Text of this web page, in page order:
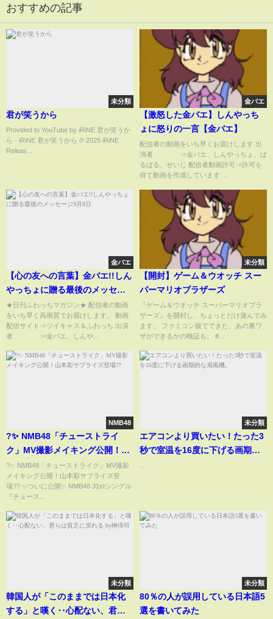
おすすめの記事
未分類
君が笑うから
Provided to YouTube by iRiNE 君が笑うか
ら · iRiNE 君が笑うから ℗ 2025 iRiNE
Releas...
金バエ
【激怒した金バエ】しんやっち
ょに怒りの一言【金バエ】
配信者の動画をいち早くお届けします 出
演者 ⇒金バエ、しんやっちょ、ぱ
るぱる、せいじ 配信者動画許可⇒許可を
得て動画を作成しています ...
金バエ
【心の友への言葉】金バエ!!しん
やっちょに贈る最後のメッセー
ジ9月8日
★日刊ふわっちマガジン★ 配信者の動画
をいち早く高画質でお届けします。 動画
配信サイト⇒ツイキャス＆ふわっち 出演
者 ⇒金バエ、しんや...
未分類
【開封】ゲーム＆ウオッチ スー
パーマリオブラザーズ
『ゲーム＆ウオッチ スーパーマリオブラ
ザーズ』を開封し、ちょっとだけ遊んでみ
ます。 ファミコン版でできた、あの裏ワ
ザができるかの検証も。 #...
NMB48
?✨ NMB48「チューストライ
ク」MV撮影メイキング公開！山
本彩サプライズ登場??
?✨ NMB48「チューストライク」MV撮影
メイキング公開！山本彩サプライズ登
場?? ✨ついに公開✨ NMB48 31stシングル
『チュース...
未分類
エアコンより買いたい！たった3
秒で室温を16度に下げる画期的
未分類
韓国人が「このままでは日本化
する」と嘆く‥心配ない、君ら
未分類
80％の人が誤用している日本語5
選を書いてみた